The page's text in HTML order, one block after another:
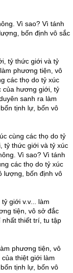
Vì sao? Vì tánh
bốn định vô sắc
tỷ thức giới và tỷ
phương tiện, vô
các thọ do tỷ xúc
của hương giới, tỷ
sanh ra làm
tịnh lự, bốn vô
cùng các thọ do tỷ
tỷ thức giới và tỷ xúc
Vì sao? Vì tánh
các thọ do tỷ xúc
lượng, bốn định vô
giới v.v... làm
tiện, vô sở đắc
thiết trí, tu tập
phương tiện, vô
thiệt giới làm
tịnh lự, bốn vô